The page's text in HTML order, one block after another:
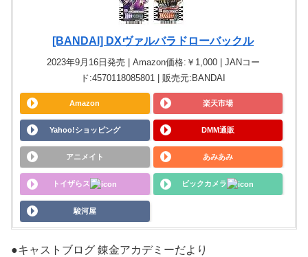
[BANDAI] DXヴァルバラドローバックル
2023年9月16日発売 | Amazon価格:￥1,000 | JANコー
ド:4570118085801 | 販売元:BANDAI
Amazon 楽天市場
Yahoo!ショッピング DMM通販
アニメイト あみあみ
トイザらス ビックカメラ
駿河屋
●キャストブログ 錬金アカデミーだより